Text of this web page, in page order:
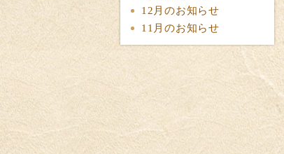
12月のお知らせ
11月のお知らせ